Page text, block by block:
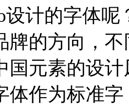
设计的字体
牌的方向，
国元素的设
体作为标准